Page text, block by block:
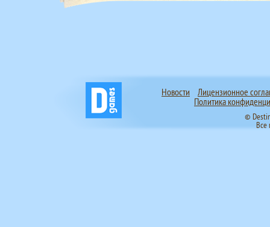
Новости
Лицензионное
Политика
©
Все